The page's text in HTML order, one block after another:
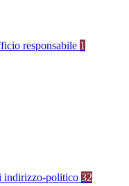
responsabile 1
indirizzo-politico 32